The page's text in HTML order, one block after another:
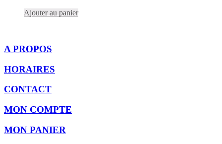
Ajouter au panier
A PROPOS
HORAIRES
CONTACT
MON COMPTE
MON PANIER